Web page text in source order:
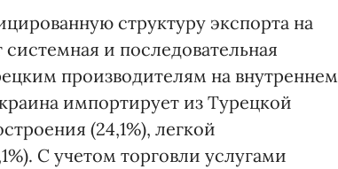
структуру экспорта на
и последовательная
производителям на внутреннем
импортирует из Турецкой
(24,1%), легкой
С учетом торговли услугами